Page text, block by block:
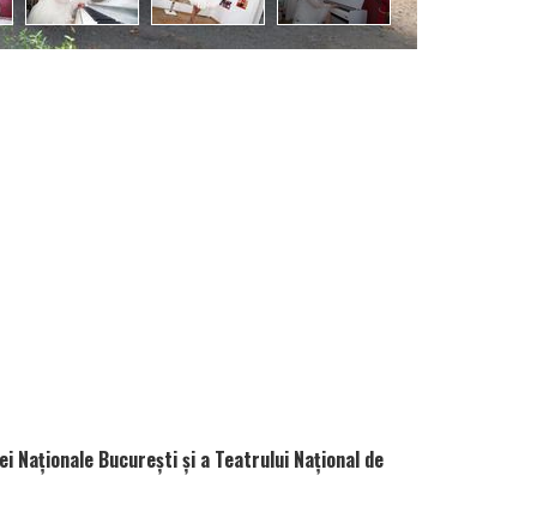
Naţionale Bucureşti şi a Teatrului Naţional de